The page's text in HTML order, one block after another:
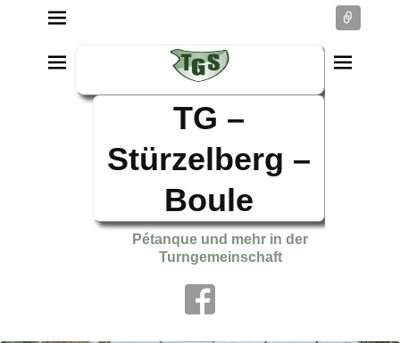
TG –
Stürzelberg –
Boule
Pétanque und mehr in der
Turngemeinschaft